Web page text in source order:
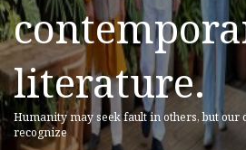
literature.
Humanity may seek fault in others, but our
recognize